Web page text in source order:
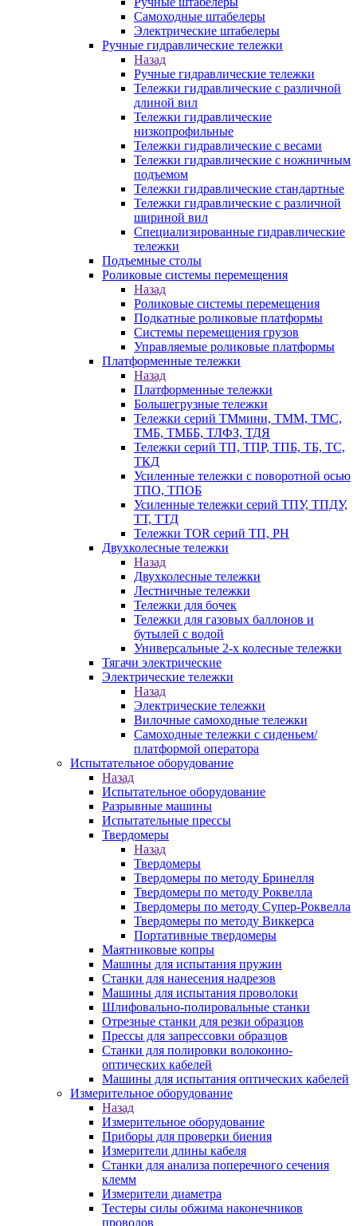
Самоходные штабелеры
Электрические штабелеры
Ручные гидравлические тележки
Назад
Ручные гидравлические тележки
Тележки гидравлические с различной
длиной вил
Тележки гидравлические
низкопрофильные
Тележки гидравлические с весами
Тележки гидравлические с ножничным
подъемом
Тележки гидравлические стандартные
Тележки гидравлические с различной
шириной вил
Специализированные гидравлические
тележки
Подъемные столы
Роликовые системы перемещения
Назад
Роликовые системы перемещения
Подкатные роликовые платформы
Системы перемещения грузов
Управляемые роликовые платформы
Платформенные тележки
Назад
Платформенные тележки
Большегрузные тележки
Тележки серий ТМмини, ТММ, ТМС,
ТМБ, ТМББ, ТЛФЗ, ТДЯ
Тележки серий ТП, ТПР, ТПБ, ТБ, ТС,
ТКД
Усиленные тележки с поворотной осью
ТПО, ТПОБ
Усиленные тележки серий ТПУ, ТПДУ,
ТТ, ТТД
Тележки TOR серий ТП, PH
Двухколесные тележки
Назад
Двухколесные тележки
Лестничные тележки
Тележки для бочек
Тележки для газовых баллонов и
бутылей с водой
Универсальные 2-х колесные тележки
Тягачи электрические
Электрические тележки
Назад
Электрические тележки
Вилочные самоходные тележки
Самоходные тележки с сиденьем/
платформой оператора
Испытательное оборудование
Назад
Испытательное оборудование
Разрывные машины
Испытательные прессы
Твердомеры
Назад
Твердомеры
Твердомеры по методу Бринелля
Твердомеры по методу Роквелла
Твердомеры по методу Супер-Роквелла
Твердомеры по методу Виккерса
Портативные твердомеры
Маятниковые копры
Машины для испытания пружин
Станки для нанесения надрезов
Машины для испытания проволоки
Шлифовально-полировальные станки
Отрезные станки для резки образцов
Прессы для запрессовки образцов
Станки для полировки волоконно-
оптических кабелей
Машины для испытания оптических кабелей
Измерительное оборудование
Назад
Измерительное оборудование
Приборы для проверки биения
Измерители длины кабеля
Станки для анализа поперечного сечения
клемм
Измерители диаметра
Тестеры силы обжима наконечников
проводов